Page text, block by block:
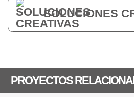
SOLUCIONES
PROYECTOS